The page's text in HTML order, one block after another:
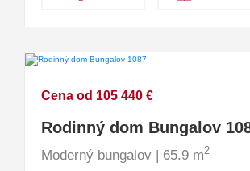
Cena od 105 440 €
Rodinný dom Bungalov
Moderný bungalov | 65.9 m2